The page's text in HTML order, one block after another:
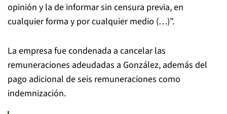
opinión y la de informar sin censura previa, en
cualquier forma y por cualquier medio (…)”.
La empresa fue condenada a cancelar las
remuneraciones adeudadas a González, además del
pago adicional de seis remuneraciones como
indemnización.